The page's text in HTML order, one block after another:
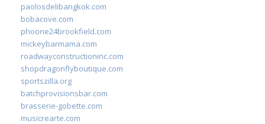
paolosdelibangkok.com
bobacove.com
phoone24brookfield.com
mickeybarmama.com
roadwayconstructioninc.com
shopdragonflyboutique.com
sportszilla.org
batchprovisionsbar.com
brasserie-gobette.com
musicrearte.com